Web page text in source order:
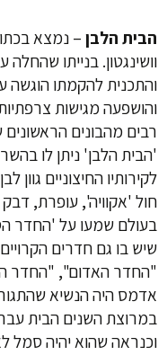
הבית הלבן
והתכנית להקמתו הוגשה
רבים מהבונים הראשונים
'הבית הלבן' ניתן לו
לקירותיו החיצוניים
חול 'אקוויה', עופרת, דבק
בעולם שמעו על 'החדר
שיש בו גם חדרים
"החדר האדום", "החדר
במרוצת השנים הבית
וכנראה שהוא יהיה סמל